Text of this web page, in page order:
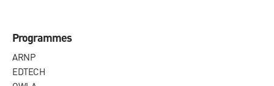
Programmes
ARNP
EDTECH